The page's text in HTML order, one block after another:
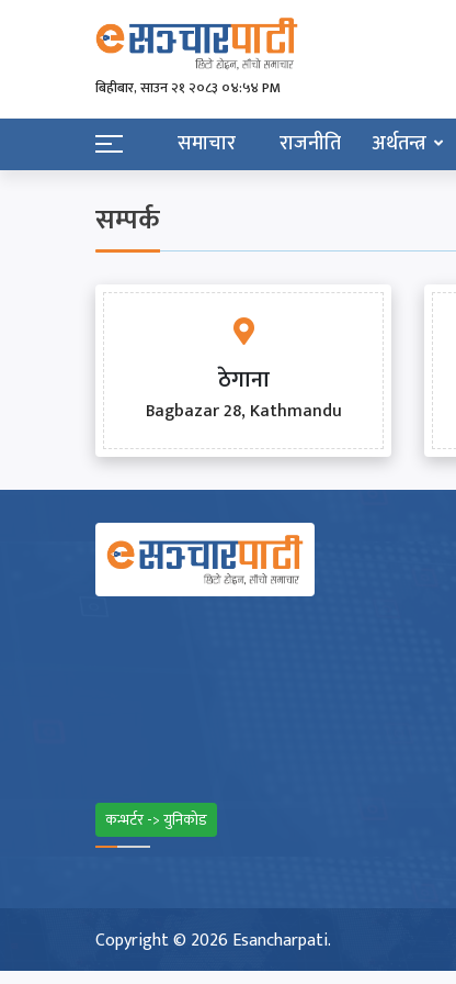
बिहीबार, साउन २१ २०८३ ०४:५४ PM
समाचार राजनीति अर्थतन्त्र
सम्पर्क
ठेगाना
Bagbazar 28, Kathmandu
कन्भर्टर -> युनिकोड
Copyright © 2026 Esancharpati.